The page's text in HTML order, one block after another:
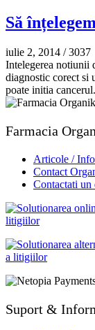
Să
iulie 2, 2014 / 3037
Intelegerea notiunii
diagnostic corect si
poate initia
Farmacia
Articole / Info
Contact
Contactati un
Suport &